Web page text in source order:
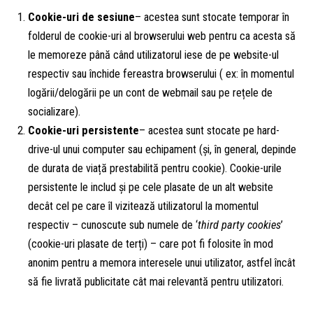
Cookie-uri de sesiune– acestea sunt stocate temporar în
folderul de cookie-uri al browserului web pentru ca acesta să
le memoreze până când utilizatorul iese de pe website-ul
respectiv sau închide fereastra browserului ( ex: în momentul
logării/delogării pe un cont de webmail sau pe rețele de
socializare).
Cookie-uri persistente– acestea sunt stocate pe hard-
drive-ul unui computer sau echipament (și, în general, depinde
de durata de viață prestabilită pentru cookie). Cookie-urile
persistente le includ și pe cele plasate de un alt website
decât cel pe care îl vizitează utilizatorul la momentul
respectiv – cunoscute sub numele de ‘third party cookies’
(cookie-uri plasate de terți) – care pot fi folosite în mod
anonim pentru a memora interesele unui utilizator, astfel încât
să fie livrată publicitate cât mai relevantă pentru utilizatori.